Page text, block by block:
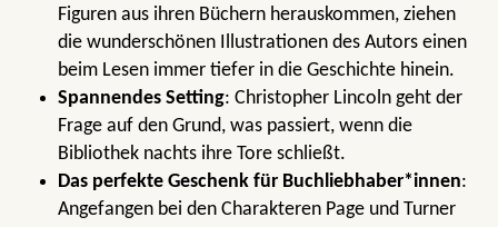
Figuren aus ihren Büchern herauskommen, ziehen
die wunderschönen Illustrationen des Autors einen
beim Lesen immer tiefer in die Geschichte hinein.
Spannendes Setting: Christopher Lincoln geht der
Frage auf den Grund, was passiert, wenn die
Bibliothek nachts ihre Tore schließt.
Das perfekte Geschenk für Buchliebhaber*innen:
Angefangen bei den Charakteren Page und Turner